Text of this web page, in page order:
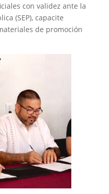
con validez ante la
(SEP), capacite
de promoción